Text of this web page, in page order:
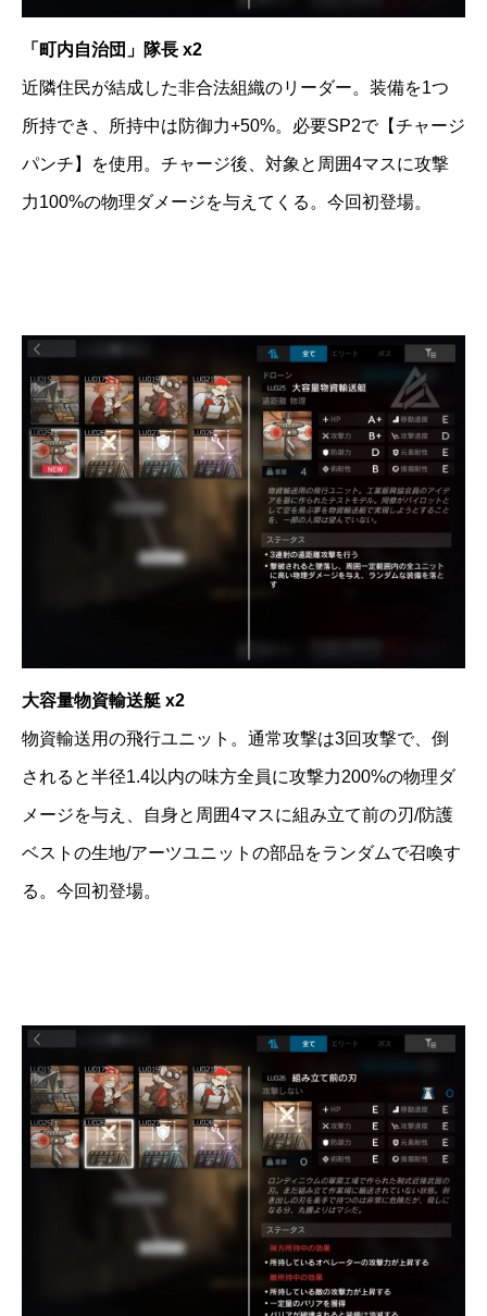
「町内自治団」隊長 x2
近隣住民が結成した非合法組織のリーダー。装備を1つ
所持でき、所持中は防御力+50%。必要SP2で【チャージ
パンチ】を使用。チャージ後、対象と周囲4マスに攻撃
力100%の物理ダメージを与えてくる。今回初登場。
大容量物資輸送艇 x2
物資輸送用の飛行ユニット。通常攻撃は3回攻撃で、倒
されると半径1.4以内の味方全員に攻撃力200%の物理ダ
メージを与え、自身と周囲4マスに組み立て前の刃/防護
ベストの生地/アーツユニットの部品をランダムで召喚す
る。今回初登場。